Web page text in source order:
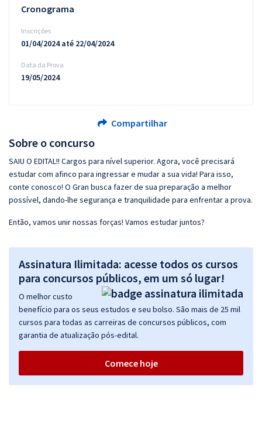
Sobre o concurso
SAIU O EDITAL!! Cargos para nível superior. Agora, você precisará
estudar com afinco para ingressar e mudar a sua vida! Para isso,
conte conosco! O Gran busca fazer de sua preparação a melhor
possível, dando-lhe segurança e tranquilidade para enfrentar a prova.
Então, vamos unir nossas forças! Vamos estudar juntos?
Assinatura Ilimitada: acesse todos os cursos
para concursos públicos, em um só lugar!
O melhor custo
benefício para os seus estudos e seu bolso. São mais de 25 mil
cursos para todas as carreiras de concursos públicos, com
garantia de atualização pós-edital.
Comece hoje
Cronograma
Inscrições
01/04/2024 até 22/04/2024
Data da Prova
19/05/2024
Compartilhar